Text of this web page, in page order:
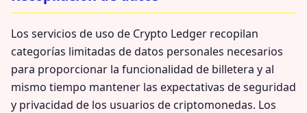
Los servicios de uso de Crypto Ledger recopilan
categorías limitadas de datos personales necesarios
para proporcionar la funcionalidad de billetera y al
mismo tiempo mantener las expectativas de seguridad
y privacidad de los usuarios de criptomonedas. Los